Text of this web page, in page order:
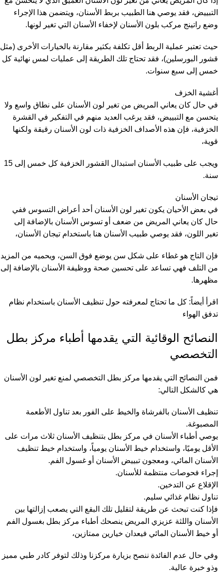
التبييض، فقد يوصي هنا الطبيب بربط الأسنان، ويتضمن هذا الإجراء
وضع راتينج مركب بلون الأسنان لإخفاء الأسنان التي تغير لونها.
حيث تعتبر عملية الربط أقل تكلفة بكثير مقارنة بالخيارات الأخرى (مثل
قشور البورسلين)، فقد تحتاج تلك الطريقة إلى عمليات لمس نهائية كل
خمس إلى سبع سنوات.
أغشية الخزف
في حال كان يعاني المريض من تغير لون الأسنان على نطاق واسع ولا
يتحسن مع التبييض، فقد يرغب العديد منهم في التفكير في القشرة
الخزفية، فإن هذه الأصداف الخزفية ذات لون الأسنان رقيقة ولكنها
قوية،
ويجب على طبيب الأسنان استبدال القشور الخزفية كل خمس إلى 15
سنة.
تيجان الأسنان
في بعض الأحيان يكون تغير لون الأسنان أحد أعراض التسوس ففي
حال كان يعاني المريض من ضعف أو تسوس الأسنان بالإضافة إلى
تغير اللون، فقد يوصي طبيب الأسنان هنا باستخدام تيجان الأسنان،
فإن التاج هو غطاء على شكل سن يوضع فوق السن، ويحميه من المزيد
من التلف فهي تساعد على تحسين صحة ووظيفة الأسنان بالإضافة إلى
مظهرها.
اقرأ أيضاً: كل ما تحتاج لمعرفته حول تنظيف الأسنان باستخدام نظام
تدفق الهواء
النصائح الوقائية التي يقدمها أطباء مركز بطل
التخصصي
فمن النصائح التي يقدمها مركز بطل التخصصي لمنع تغير لون الأسنان
هي كالشكل التالي:
تنظيف الأسنان بالفرشاة والخيط على الفور بعد تناول الأطعمة
المصبوغة.
يوصي أطباء الأسنان في مركز بطل بتنظيف الأسنان ثلاث مرات على
الأقل يوميًا، واستخدام خيط الأسنان يومياً، واستخدام خيط تنظيف
الأسنان المائي، ومعجون تبييض الأسنان أو غسول الفم.
إجراء فحوصات منتظمة للأسنان.
الإقلاع عن التدخين.
تناول نظام غذائي سليم.
فإذا كنت تبحث عن طريقة لتقليل تلك البقع التي يصعب إزالتها بين
الأسنان واللثة عزيزي المريض ينصحك أطباء مركز بطل بغسول الفم
أو خيط الأسنان المائي فيعدان خيارين ممتازين،
وفي حال عدم الفائدة ننصح بزيارة مركزنا وذلك لتوفر كادر طبي مميز
وذو خبرة عالية.